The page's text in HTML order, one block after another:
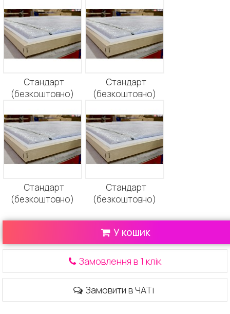
Стандарт
(безкоштовно)
Стандарт
(безкоштовно)
Стандарт
(безкоштовно)
Стандарт
(безкоштовно)
У кошик
Замовлення в 1 клік
Замовити в ЧАТі